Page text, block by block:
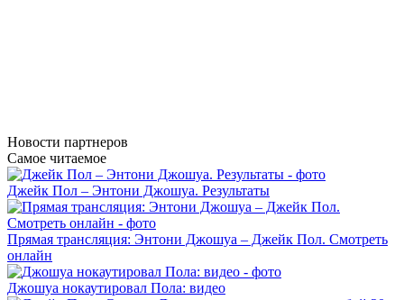
Новости партнеров
Самое читаемое
Джейк Пол – Энтони Джошуа. Результаты
Прямая трансляция: Энтони Джошуа – Джейк Пол. Смотреть
онлайн
Джошуа нокаутировал Пола: видео